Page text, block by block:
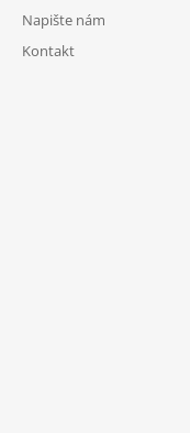
Napište nám
Kontakt